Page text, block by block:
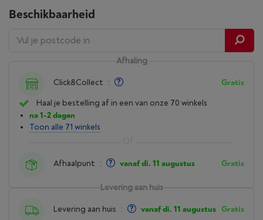
Beschikbaarheid
Levering aan huis
Levering aan huis : vanaf di. 11 augustus Gratis
Afhaling
Click&Collect : Gratis
Haal je bestelling af in een van onze 70 winkels
na 1-2 dagen
Toon alle 71 winkels
Afhaalpunt : vanaf di. 11 augustus Gratis